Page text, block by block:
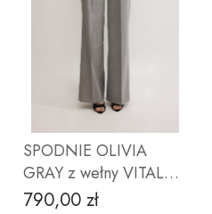
ZOBACZ PRODUKT
SPODNIE OLIVIA
GRAY z wełny VITALE
BARBERIS CANONICO
Cena
790,00 zł